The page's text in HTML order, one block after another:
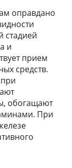
оправдано
стадией
и
прием
средств.
обогащают
При